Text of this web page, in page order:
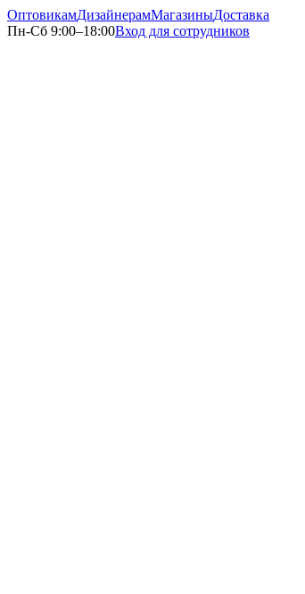
ОптовикамДизайнерамМагазиныДоставка
Пн-Сб 9:00–18:00Вход для сотрудников